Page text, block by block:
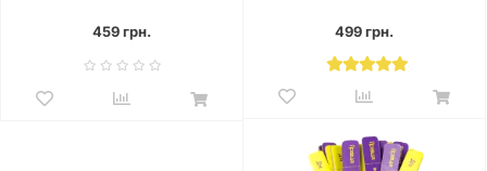
459 грн. 499 грн.